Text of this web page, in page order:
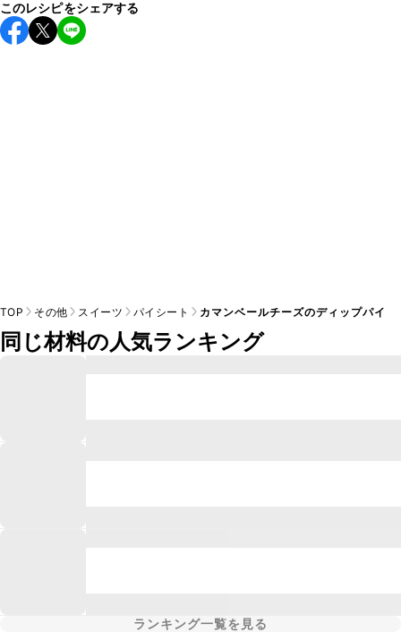
このレシピをシェアする
TOP その他 スイーツ パイシート カマンベールチーズのディップパイ
同じ材料の人気ランキング
ランキング一覧を見る